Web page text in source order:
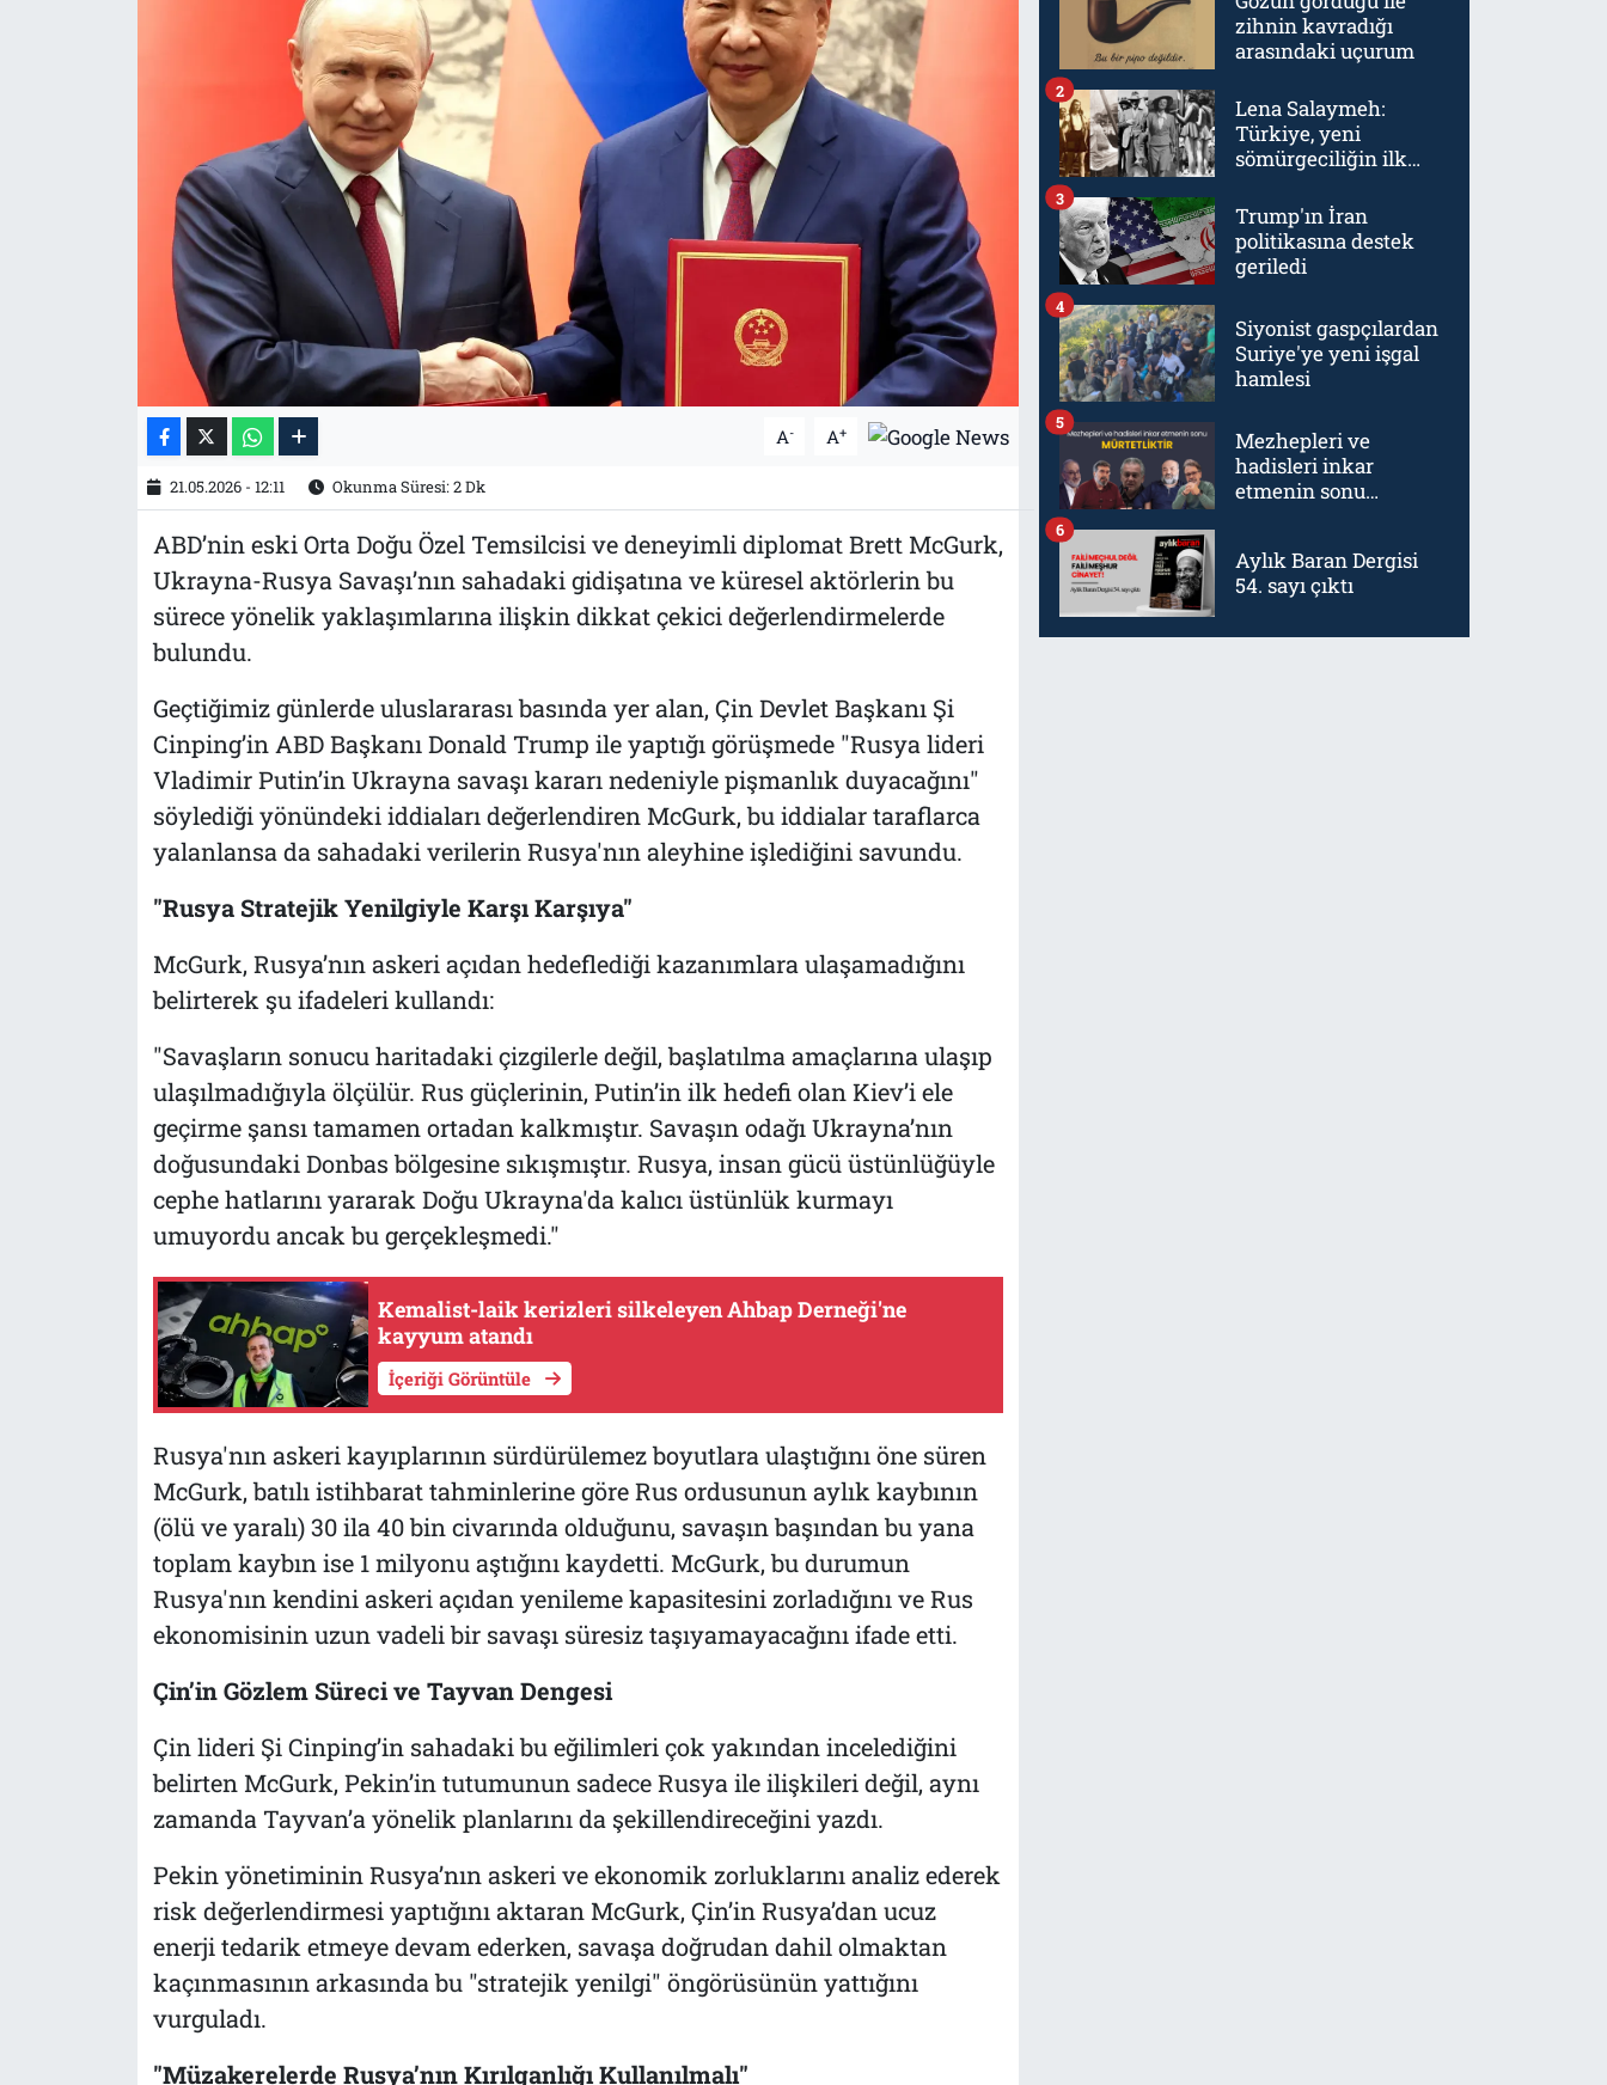
A- A+
21.05.2026 - 12:11 Okunma Süresi: 2 Dk
ABD’nin eski Orta Doğu Özel Temsilcisi ve deneyimli diplomat Brett McGurk,
Ukrayna-Rusya Savaşı’nın sahadaki gidişatına ve küresel aktörlerin bu
sürece yönelik yaklaşımlarına ilişkin dikkat çekici değerlendirmelerde
bulundu.
Geçtiğimiz günlerde uluslararası basında yer alan, Çin Devlet Başkanı Şi
Cinping’in ABD Başkanı Donald Trump ile yaptığı görüşmede "Rusya lideri
Vladimir Putin’in Ukrayna savaşı kararı nedeniyle pişmanlık duyacağını"
söylediği yönündeki iddiaları değerlendiren McGurk, bu iddialar taraflarca
yalanlansa da sahadaki verilerin Rusya'nın aleyhine işlediğini savundu.
"Rusya Stratejik Yenilgiyle Karşı Karşıya"
McGurk, Rusya’nın askeri açıdan hedeflediği kazanımlara ulaşamadığını
belirterek şu ifadeleri kullandı:
"Savaşların sonucu haritadaki çizgilerle değil, başlatılma amaçlarına ulaşıp
ulaşılmadığıyla ölçülür. Rus güçlerinin, Putin’in ilk hedefi olan Kiev’i ele
geçirme şansı tamamen ortadan kalkmıştır. Savaşın odağı Ukrayna’nın
doğusundaki Donbas bölgesine sıkışmıştır. Rusya, insan gücü üstünlüğüyle
cephe hatlarını yararak Doğu Ukrayna'da kalıcı üstünlük kurmayı
umuyordu ancak bu gerçekleşmedi."
Kemalist-laik kerizleri silkeleyen Ahbap Derneği'ne
kayyum atandı
İçeriği Görüntüle
Rusya'nın askeri kayıplarının sürdürülemez boyutlara ulaştığını öne süren
McGurk, batılı istihbarat tahminlerine göre Rus ordusunun aylık kaybının
(ölü ve yaralı) 30 ila 40 bin civarında olduğunu, savaşın başından bu yana
toplam kaybın ise 1 milyonu aştığını kaydetti. McGurk, bu durumun
Rusya'nın kendini askeri açıdan yenileme kapasitesini zorladığını ve Rus
ekonomisinin uzun vadeli bir savaşı süresiz taşıyamayacağını ifade etti.
Çin’in Gözlem Süreci ve Tayvan Dengesi
Çin lideri Şi Cinping’in sahadaki bu eğilimleri çok yakından incelediğini
belirten McGurk, Pekin’in tutumunun sadece Rusya ile ilişkileri değil, aynı
zamanda Tayvan’a yönelik planlarını da şekillendireceğini yazdı.
Pekin yönetiminin Rusya’nın askeri ve ekonomik zorluklarını analiz ederek
risk değerlendirmesi yaptığını aktaran McGurk, Çin’in Rusya’dan ucuz
enerji tedarik etmeye devam ederken, savaşa doğrudan dahil olmaktan
kaçınmasının arkasında bu "stratejik yenilgi" öngörüsünün yattığını
vurguladı.
"Müzakerelerde Rusya’nın Kırılganlığı Kullanılmalı"
zihnin kavradığı
arasındaki uçurum
Lena Salaymeh:
Türkiye, yeni
sömürgeciliğin ilk
2
Trump'ın İran
politikasına destek
geriledi
3
Siyonist gaspçılardan
Suriye'ye yeni işgal
hamlesi
4
Mezhepleri ve
hadisleri inkar
etmenin sonu
5
Aylık Baran Dergisi
54. sayı çıktı
6